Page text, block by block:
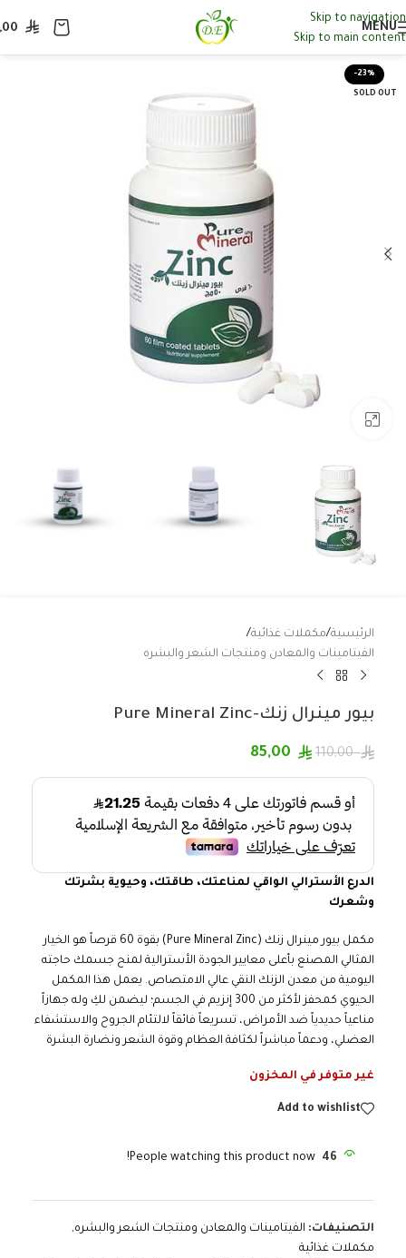
Skip to navigation
Skip to main content
MENU
-23%
SOLD OUT
الرئيسية/مكملات غذائية/
الفيتامينات والمعادن ومنتجات الشعر والبشره
بيور مينرال زنك-Pure Mineral Zinc
110,00
85,00
الدرع الأسترالي الواقي لمناعتك، طاقتك، وحيوية بشرتك
وشعرك
مكمل بيور مينرال زنك (Pure Mineral Zinc) بقوة 60 قرصاً هو الخيار
المثالي المصنع بأعلى معايير الجودة الأسترالية لمنح جسمك حاجته
اليومية من معدن الزنك النقي عالي الامتصاص. يعمل هذا المكمل
الحيوي كمحفز لأكثر من 300 إنزيم في الجسم؛ ليضمن لكِ وله جهازاً
مناعياً حديدياً ضد الأمراض، تسريعاً فائقاً لالتئام الجروح والاستشفاء
العضلي، ودعماً مباشراً لكثافة العظام وقوة الشعر ونضارة البشرة
غير متوفر في المخزون
Add to wishlist
46
People watching this product now!
التصنيفات: الفيتامينات والمعادن ومنتجات الشعر والبشره,
مكملات غذائية